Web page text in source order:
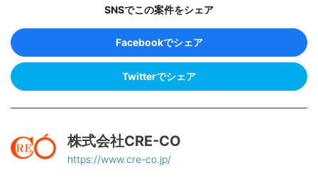
SNSでこの案件をシェア
Facebookでシェア
Twitterでシェア
株式会社CRE-CO
https://www.cre-co.jp/